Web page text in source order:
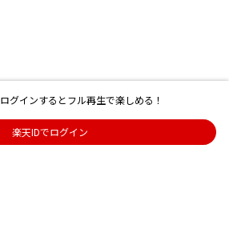
ログインするとフル再生で楽しめる！
楽天IDでログイン